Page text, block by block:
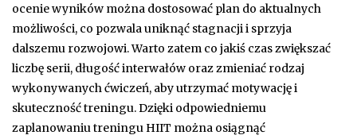
ocenie wyników można dostosować plan do aktualnych
możliwości, co pozwala uniknąć stagnacji i sprzyja
dalszemu rozwojowi. Warto zatem co jakiś czas zwiększać
liczbę serii, długość interwałów oraz zmieniać rodzaj
wykonywanych ćwiczeń, aby utrzymać motywację i
skuteczność treningu. Dzięki odpowiedniemu
zaplanowaniu treningu HIIT można osiągnąć